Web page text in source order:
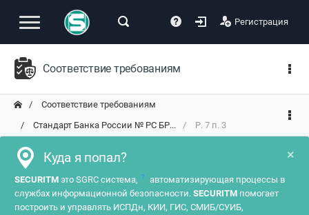
Регистрация
Соответствие требованиям
Соответствие требованиям
Стандарт Банка России № РС БР...
Р. 7 п. 3
×
Куда я попал?
SECURITM это SGRC система, ?
автоматизирующая процессы в
службах информационной безопасности. SECURITM помогает
построить и управлять ИСПДн, КИИ, ГИС, СМИБ/СУИБ,